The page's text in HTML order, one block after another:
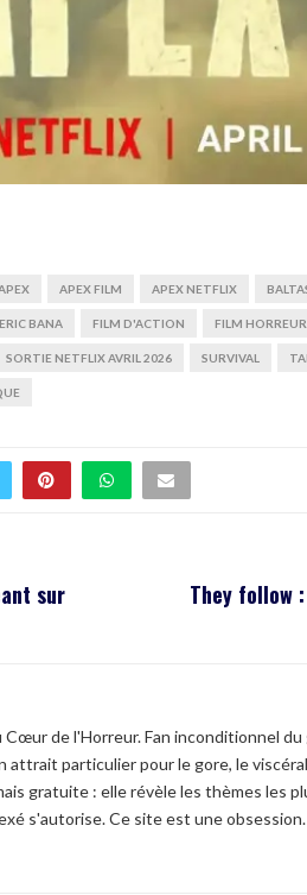
APEX FILM APEX NETFLIX
ERIC BANA FILM D'ACTION FILM HORREUR
SORTIE NETFLIX AVRIL 2026 SURVIVAL
sur
They follow
Cœur de l'Horreur. Fan inconditionnel
attrait particulier pour le gore, le
gratuite : elle révèle les thèmes les
s'autorise. Ce site est une